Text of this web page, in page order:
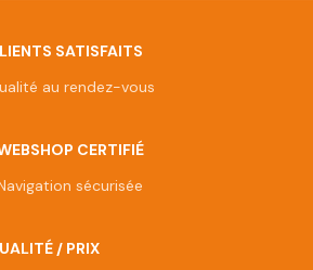
SATISFAITS
au rendez-vous
CERTIFIÉ
sécurisée
/ PRIX